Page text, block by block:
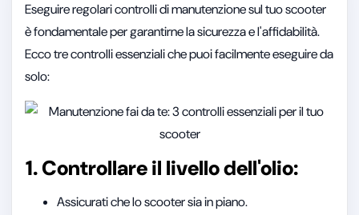
Eseguire regolari controlli di manutenzione sul tuo scooter
è fondamentale per garantirne la sicurezza e l'affidabilità.
Ecco tre controlli essenziali che puoi facilmente eseguire da
solo:
1. Controllare il livello dell'olio:
Assicurati che lo scooter sia in piano.